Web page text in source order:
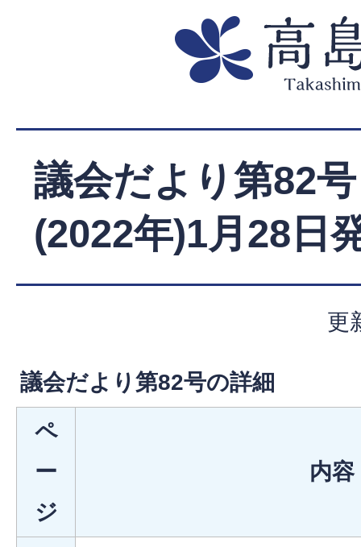
議会だより第82
(2022年)1月28日
更
議会だより第82号の詳細
ペ
ー
ジ
内容